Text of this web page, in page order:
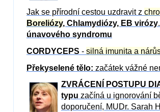
Jak se přírodní cestou uzdravit z
Boreliózy, Chlamydiózy, EB virózy
únavového syndromu
CORDYCEPS - silná imunita a
Překyselené tělo: začátek vážné
ZVRÁCE NÍ POSTUPU
typu začíná u ignorování
doporučení, MUDr. Sarah